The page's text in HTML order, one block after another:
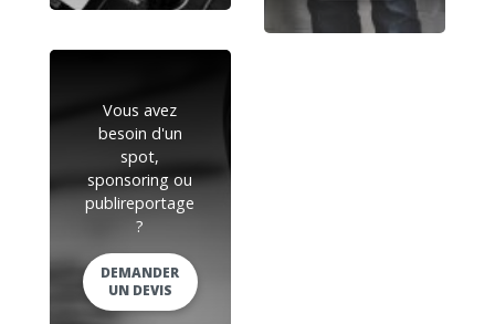
Vous avez
besoin d'un
spot,
sponsoring ou
publireportage
?
DEMANDER
UN DEVIS